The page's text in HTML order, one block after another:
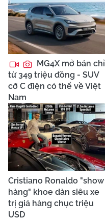
MG4X mở bán chỉ
từ 349 triệu đồng - SUV
cỡ C điện có thể về Việt
Nam
Cristiano Ronaldo "show
hàng" khoe dàn siêu xe
trị giá hàng chục triệu
USD